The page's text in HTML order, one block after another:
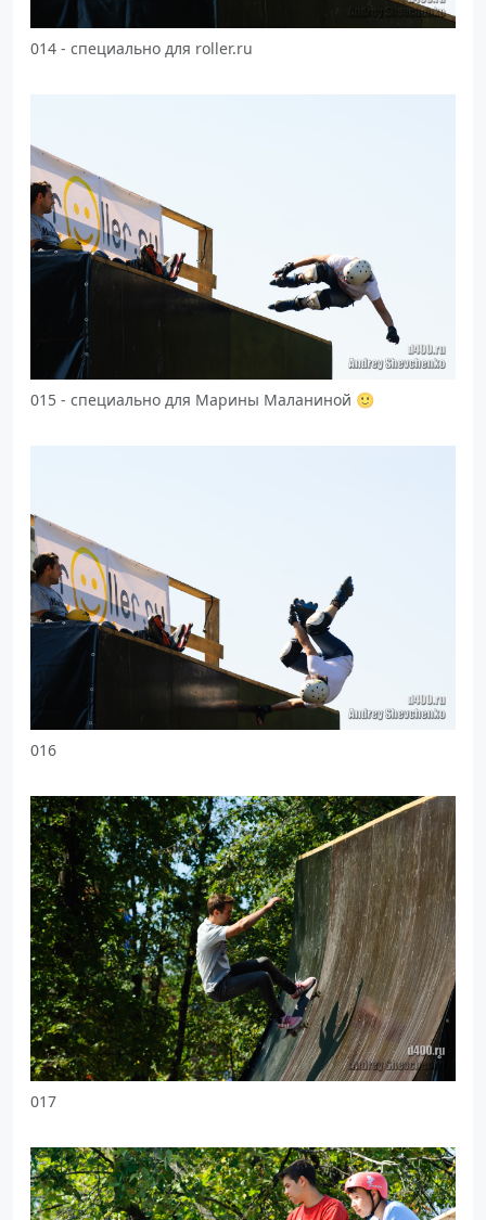
014 - специально для roller.ru
015 - специально для Марины Маланиной 🙂
016
017